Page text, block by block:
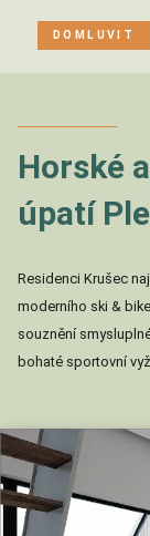
DOMLUVIT
Horské
úpatí
Residenci Krušec
moderního ski &
souznění
bohaté sportovní